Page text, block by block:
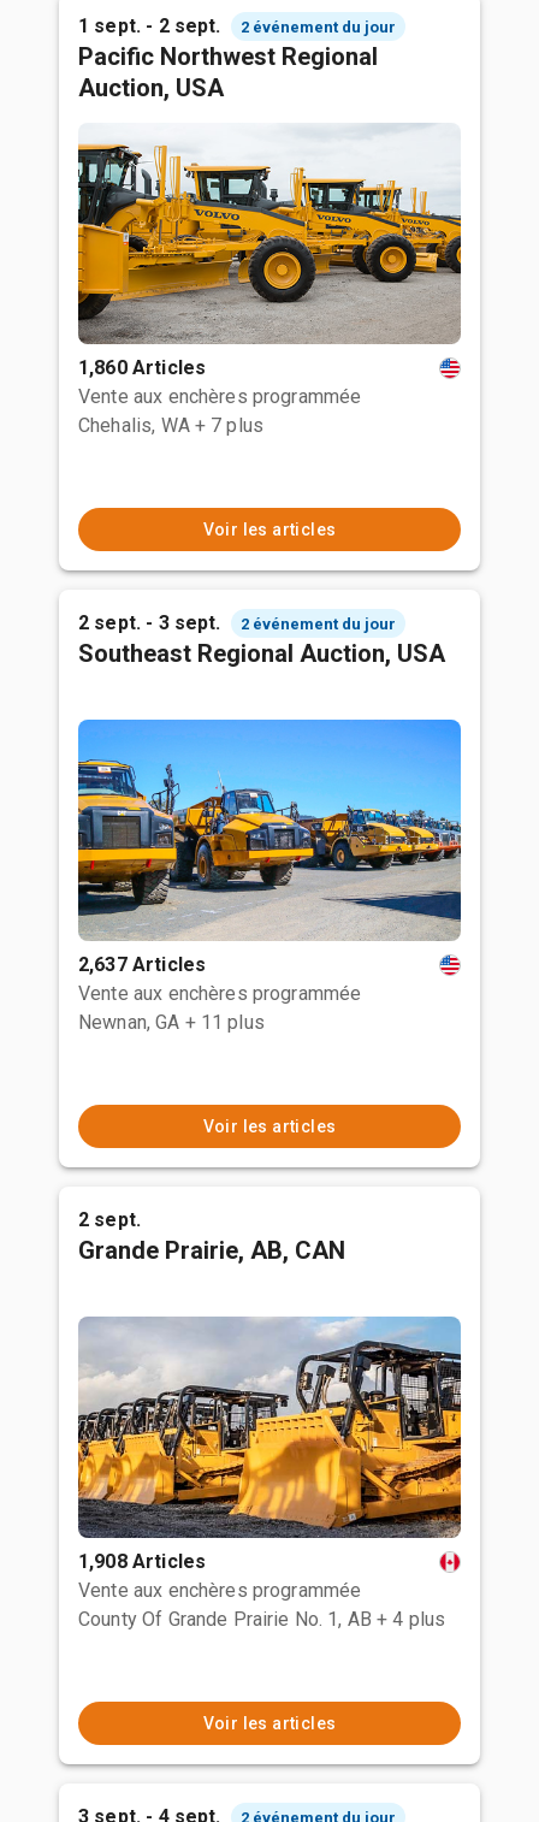
1 sept. - 2 sept. 2 événement du jour
Pacific Northwest Regional
Auction, USA
1,860 Articles
Vente aux enchères programmée
Chehalis, WA + 7 plus
Voir les articles
2 sept. - 3 sept. 2 événement du jour
Southeast Regional Auction, USA
2,637 Articles
Vente aux enchères programmée
Newnan, GA + 11 plus
Voir les articles
2 sept.
Grande Prairie, AB, CAN
1,908 Articles
Vente aux enchères programmée
County Of Grande Prairie No. 1, AB + 4 plus
Voir les articles
3 sept. - 4 sept. 2 événement du jour